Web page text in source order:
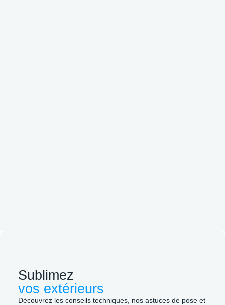
Sublimez
vos extérieurs
Découvrez les conseils techniques, nos astuces de pose et